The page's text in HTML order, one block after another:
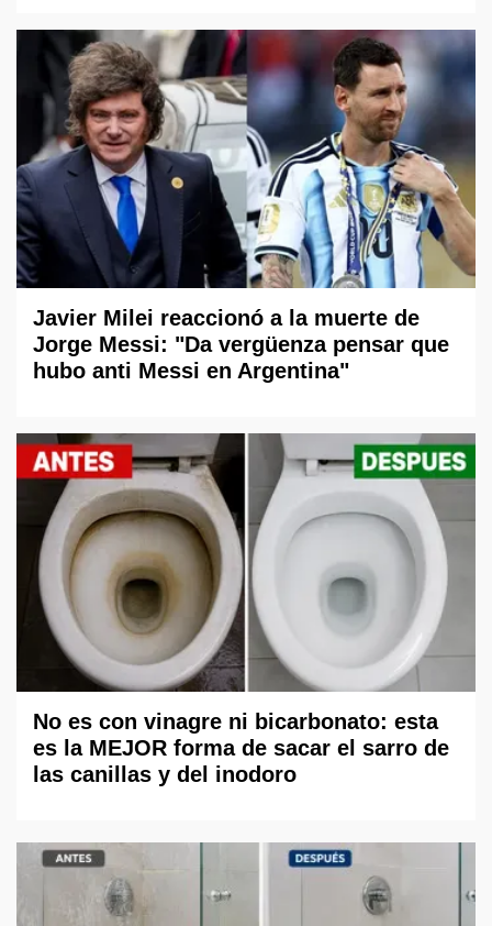
Javier Milei reaccionó a la muerte de
Jorge Messi: "Da vergüenza pensar que
hubo anti Messi en Argentina"
No es con vinagre ni bicarbonato: esta
es la MEJOR forma de sacar el sarro de
las canillas y del inodoro